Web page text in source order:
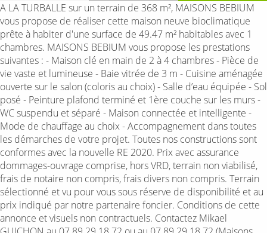
A LA TURBALLE sur un terrain de 368 m², MAISONS BEBIUM
vous propose de réaliser cette maison neuve bioclimatique
prête à habiter d'une surface de 49.47 m² habitables avec 1
chambres. MAISONS BEBIUM vous propose les prestations
suivantes : - Maison clé en main de 2 à 4 chambres - Pièce de
vie vaste et lumineuse - Baie vitrée de 3 m - Cuisine aménagée
ouverte sur le salon (coloris au choix) - Salle d’eau équipée - Sol
posé - Peinture plafond terminé et 1ère couche sur les murs -
WC suspendu et séparé - Maison connectée et intelligente -
Mode de chauffage au choix - Accompagnement dans toutes
les démarches de votre projet. Toutes nos constructions sont
conformes avec la nouvelle RE 2020. Prix avec assurance
dommages-ouvrage comprise, hors VRD, terrain non viabilisé,
frais de notaire non compris, frais divers non compris. Terrain
sélectionné et vu pour vous sous réserve de disponibilité et au
prix indiqué par notre partenaire foncier. Conditions de cette
annonce et visuels non contractuels. Contactez Mikael